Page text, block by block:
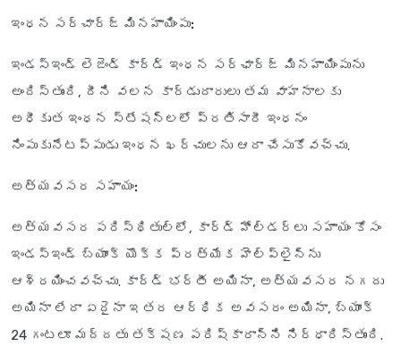
ఇంధన సర్‌చార్జ్ మినహాయింపు:
ఇండస్‌ఇండ్ లెజెండ్ కార్డ్ ఇంధన సర్‌ఛార్జ్ మినహాయింపును
అందిస్తుంది, దీని వలన కార్డుదారులు తమ వాహనాలకు
అధీకృత ఇంధన స్టేషన్లలో ప్రతిసారీ ఇంధనం
నింపుకునేటప్పుడు ఇంధన ఖర్చులను ఆదా చేసుకోవచ్చు.
అత్యవసర సహాయం:
అత్యవసర పరిస్థితుల్లో, కార్డ్ హోల్డర్లు సహాయం కోసం
ఇండస్ఇండ్ బ్యాంక్ యొక్క ప్రత్యేక హెల్ప్‌లైన్‌ను
ఆశ్రయించవచ్చు. కార్డ్ భర్తీ అయినా, అత్యవసర నగదు
అయినా లేదా ఏదైనా ఇతర ఆర్థిక అవసరం అయినా, బ్యాంక్
24 గంటలూ మద్దతు తక్షణ పరిష్కారాన్ని నిర్ధారిస్తుంది.